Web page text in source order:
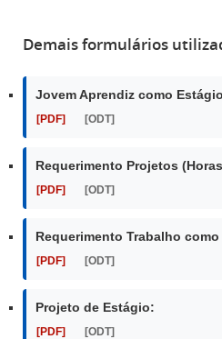
Demais formulários
Jovem Aprendiz como
[PDF] [ODT]
Requerimento Projetos
[PDF] [ODT]
Requerimento Trabalho
[PDF] [ODT]
Projeto de Estágio:
[PDF] [ODT]